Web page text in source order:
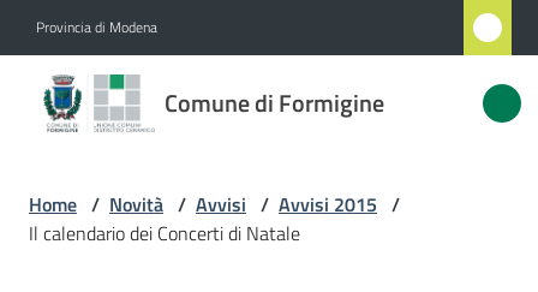
Provincia di Modena
Comune di Formigine
Comune
di
Home / Novità / Avvisi / Avvisi 2015 /
Il calendario dei Concerti di Natale